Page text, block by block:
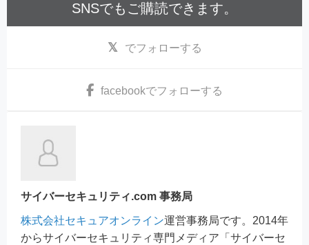
SNSでもご購読できます。
でフォローする
facebookでフォローする
サイバーセキュリティ.com 事務局
株式会社セキュアオンライン運営事務局です。2014年
からサイバーセキュリティ専門メディア「サイバーセ